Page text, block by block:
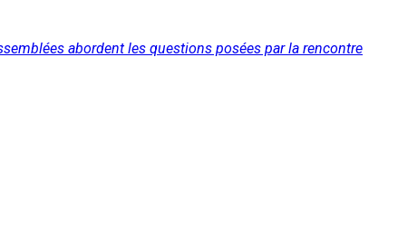
abordent les questions posées par la rencontre